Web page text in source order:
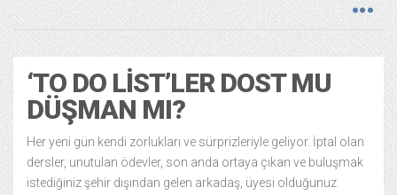
‘TO DO LIST’LER DOST MU
DÜŞMAN MI?
Her yeni gün kendi zorlukları ve sürprizleriyle geliyor. İptal olan
dersler, unutulan ödevler, son anda ortaya çıkan ve buluşmak
istediğiniz şehir dışından gelen arkadaş, üyesi olduğunuz